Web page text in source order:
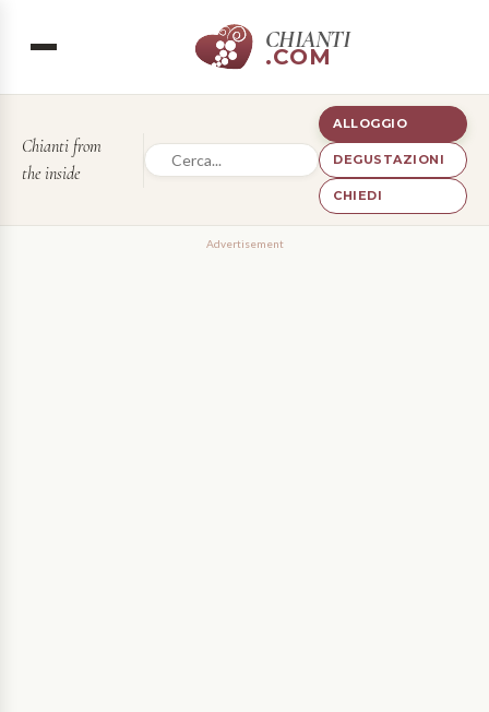
CHIANTI
.COM
Chianti from
the inside
ALLOGGIO
DEGUSTAZIONI
CHIEDI
Advertisement